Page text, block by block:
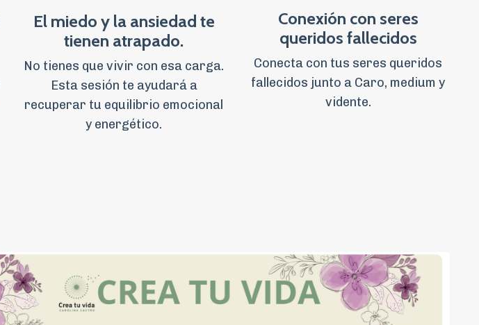
El miedo y la ansiedad te
tienen atrapado.
No tienes que vivir con esa carga.
Esta sesión te ayudará a
recuperar tu equilibrio emocional
y energético.
Conexión con seres
queridos fallecidos
Conecta con tus seres queridos
fallecidos junto a Caro, medium y
vidente.